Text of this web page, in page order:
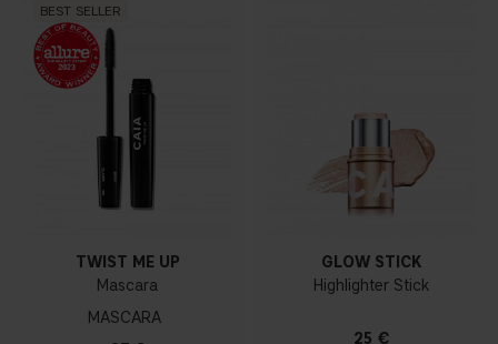
BEST SELLER
TWIST ME UP
Mascara
MASCARA
GLOW STICK
Highlighter Stick
25 €